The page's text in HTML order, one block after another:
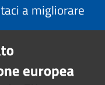
a migliorare